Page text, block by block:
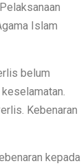
Islam
belum
Kebenaran
kepada